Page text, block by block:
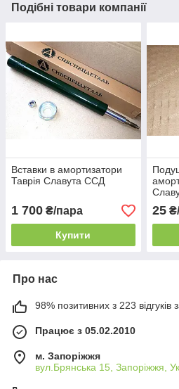
Подібні товари компанії
Вставки в амортизатори
Таврія Славута ССД
1 700 ₴/пара
Купити
25₴/
Про нас
98% позитивних з 223 відгуків
Працює з 05.02.2010
м. Запоріжжя
вул.Брянська 15, Запоріжжя,